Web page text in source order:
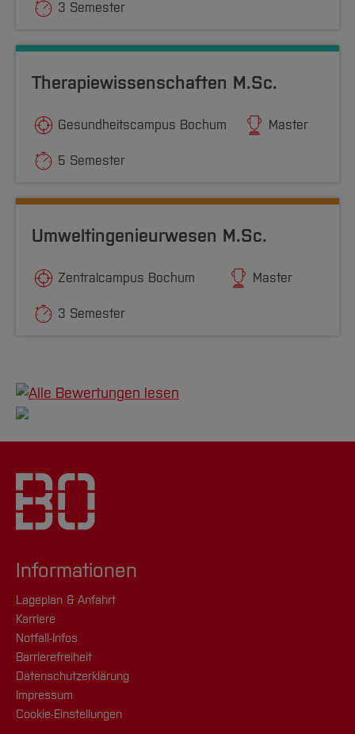
3 Semester
Therapiewissenschaften M.Sc.
Gesundheitscampus Bochum Master
5 Semester
Umweltingenieurwesen M.Sc.
Zentralcampus Bochum Master
3 Semester
Informationen
Lageplan & Anfahrt
Karriere
Notfall-Infos
Barrierefreiheit
Datenschutzerklärung
Impressum
Cookie-Einstellungen